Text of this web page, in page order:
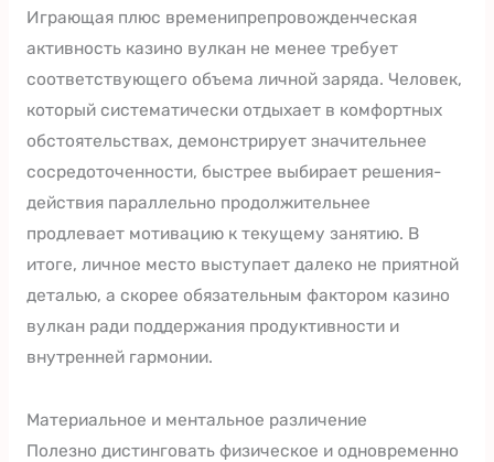
Играющая плюс временипрепровожденческая
активность казино вулкан не менее требует
соответствующего объема личной заряда. Человек,
который систематически отдыхает в комфортных
обстоятельствах, демонстрирует значительнее
сосредоточенности, быстрее выбирает решения-
действия параллельно продолжительнее
продлевает мотивацию к текущему занятию. В
итоге, личное место выступает далеко не приятной
деталью, а скорее обязательным фактором казино
вулкан ради поддержания продуктивности и
внутренней гармонии.
Материальное и ментальное различение
Полезно дистинговать физическое и одновременно